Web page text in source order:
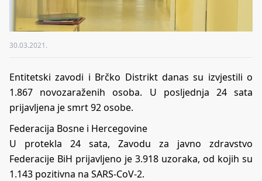
30.03.2021.
Entitetski zavodi i Brčko Distrikt danas su izvjestili o
1.867 novozaraženih osoba. U posljednja 24 sata
prijavljena je smrt 92 osobe.
Federacija Bosne i Hercegovine
U protekla 24 sata, Zavodu za javno zdravstvo
Federacije BiH prijavljeno je 3.918 uzoraka, od kojih su
1.143 pozitivna na SARS-CoV-2.